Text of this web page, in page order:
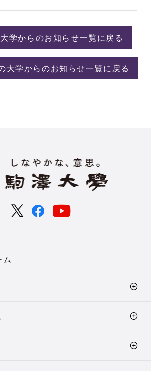
学からのお知らせ一覧に戻る
大学からのお知らせ一覧に戻る
ム